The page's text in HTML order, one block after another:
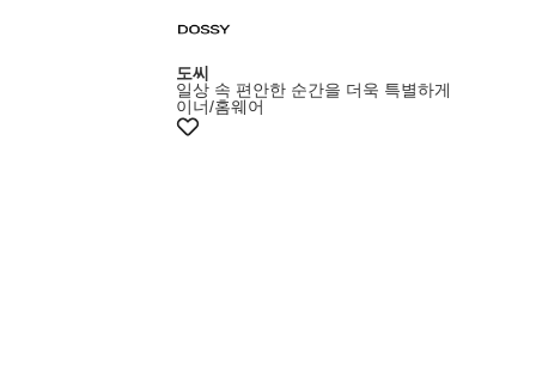
도씨
일상 속 편안한 순간을 더욱 특별하게
이너/홈웨어